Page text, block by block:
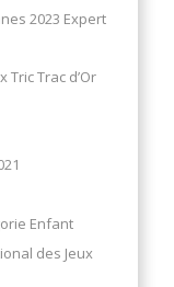
2023 Expert
Trac d’Or
Enfant
des Jeux